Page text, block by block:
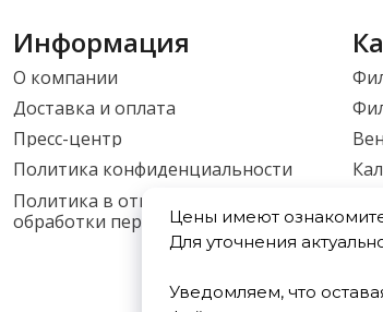
Цены имеют
Для уточнения
Уведомляем, что
Информация
Доставка и оплата
Пресс-центр
О компании
Политика конфиденциальности
Политика в отношении
обработки персональных данных